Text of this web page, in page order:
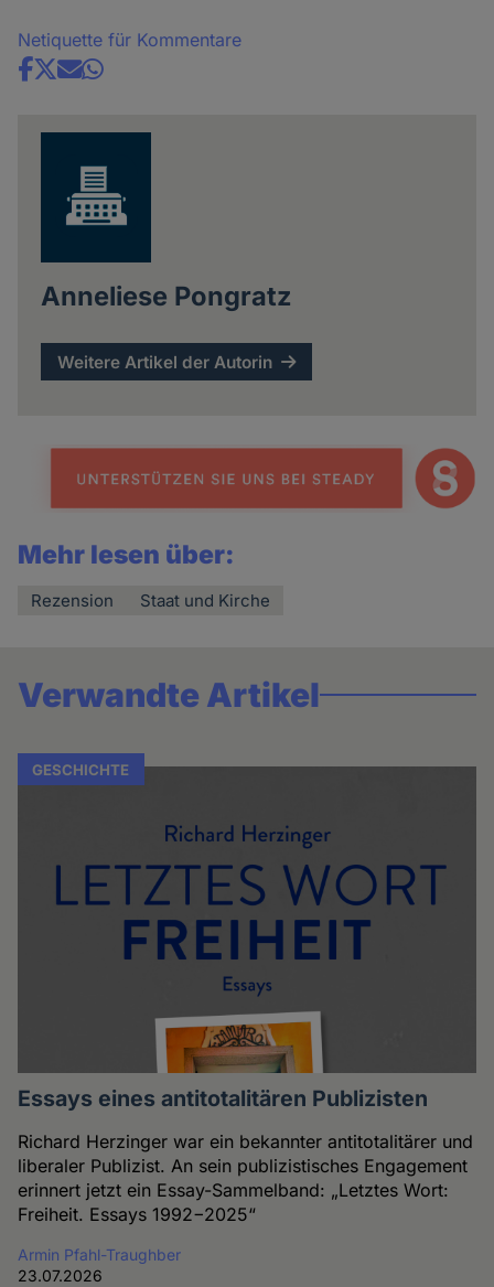
Netiquette für Kommentare
Share
Anneliese Pongratz
Weitere Artikel der Autorin
Mehr lesen über:
Rezension Staat und Kirche
Verwandte Artikel
GESCHICHTE
Essays eines antitotalitären Publizisten
Richard Herzinger war ein bekannter antitotalitärer und
liberaler Publizist. An sein publizistisches Engagement
erinnert jetzt ein Essay-Sammelband: „Letztes Wort:
Freiheit. Essays 1992−2025“
Armin Pfahl-Traughber
23.07.2026
Cookies